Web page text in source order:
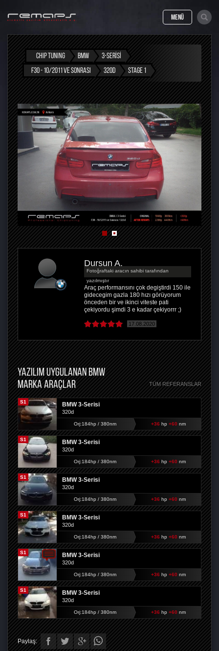
MENÜ
CHIP TUNING BMW
3-SERISI
F30 - 10/2011 VE SONRASI
320D STAGE 1
Dursun A.
Fotoğraftaki aracın sahibi tarafından
yazılmıştır
Araç performansını çok degiştirdi 150 ile
gidecegim gazla 180 hızı görüyorum
önceden bir ve ikinci viteste pati
çekiyordu şimdi 3 e kadar çekiyorrr ;)
17.08.2020
YAZILIM UYGULANAN BMW
MARKA ARAÇLAR
TÜM REFERANSLAR
S1 BMW 3-Serisi
320d
Orj:184hp / 380nm +36 hp +60 nm
S1 BMW 3-Serisi
320d
Orj:184hp / 380nm +36 hp +60 nm
S1 BMW 3-Serisi
320d
Orj:184hp / 380nm +36 hp +60 nm
S1 BMW 3-Serisi
320d
Orj:184hp / 380nm +36 hp +60 nm
S1 BMW 3-Serisi
320d
Orj:184hp / 380nm +36 hp +60 nm
S1 BMW 3-Serisi
320d
Orj:184hp / 380nm +36 hp +60 nm
Paylaş: